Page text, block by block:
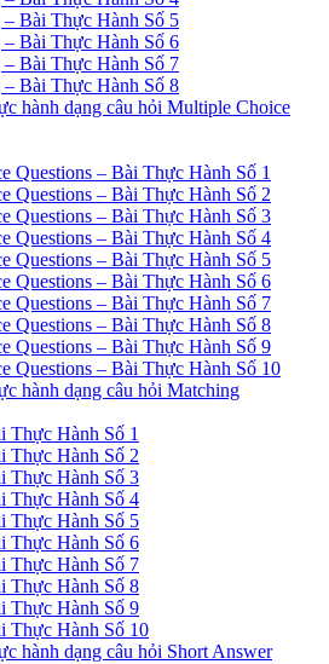
Bài Thực Hành Số 5
Bài Thực Hành Số 6
Bài Thực Hành Số 7
Bài Thực Hành Số 8
hành dạng câu hỏi Multiple Choice
Questions – Bài Thực Hành Số 1
Questions – Bài Thực Hành Số 2
Questions – Bài Thực Hành Số 3
Questions – Bài Thực Hành Số 4
Questions – Bài Thực Hành Số 5
Questions – Bài Thực Hành Số 6
Questions – Bài Thực Hành Số 7
Questions – Bài Thực Hành Số 8
Questions – Bài Thực Hành Số 9
Questions – Bài Thực Hành Số 10
hành dạng câu hỏi Matching
Thực Hành Số 1
Thực Hành Số 2
Thực Hành Số 3
Thực Hành Số 4
Thực Hành Số 5
Thực Hành Số 6
Thực Hành Số 7
Thực Hành Số 8
Thực Hành Số 9
Thực Hành Số 10
hành dạng câu hỏi Short Answer